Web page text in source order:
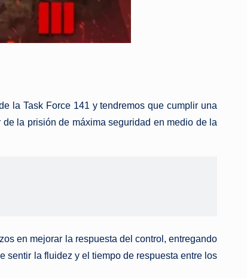
la Task Force 141 y tendremos que cumplir una
la prisión de máxima seguridad en medio de la
en mejorar la respuesta del control, entregando
sentir la fluidez y el tiempo de respuesta entre los